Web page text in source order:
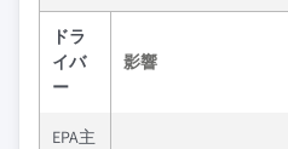
ドラ
イバ
ー
影響
EPA主